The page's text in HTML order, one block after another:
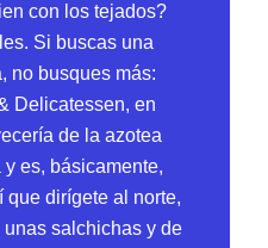
con los tejados?
Si buscas una
no busques más:
Delicatessen, en
de la azotea
es, básicamente,
que dirígete al norte,
salchichas y de